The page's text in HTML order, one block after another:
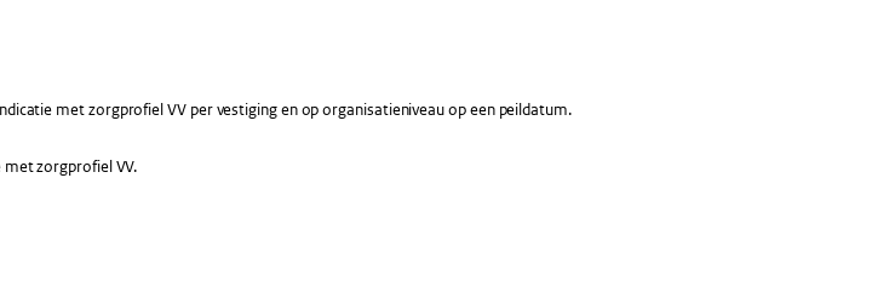
met zorgprofiel VV per vestiging en op organisatieniveau op een peildatum.
zorgprofiel VV.